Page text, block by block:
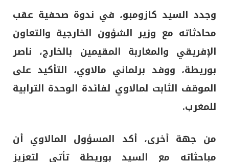
وجدد السيد كازومبو، في ندوة صحفية عقب
محادثاته مع وزير الشؤون الخارجية والتعاون
الإفريقي والمغاربة المقيمين بالخارج، ناصر
بوريطة، ووفد برلماني مالاوي، التأكيد على
الموقف الثابت لمالاوي لفائدة الوحدة الترابية
للمغرب.
من جهة أخرى، أكد المسؤول المالاوي أن
مباحثاته مع السيد بوريطة تأتي لتعزيز